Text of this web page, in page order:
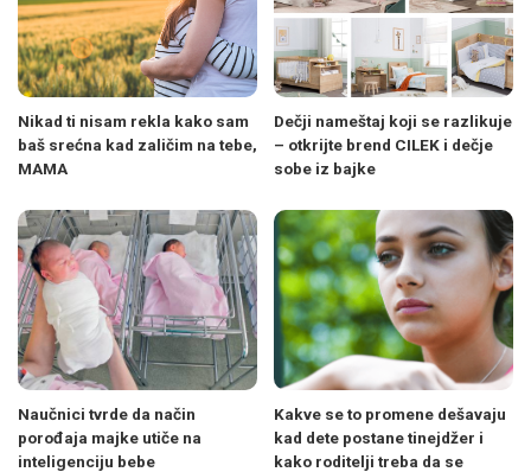
Nikad ti nisam rekla kako sam
baš srećna kad zaličim na tebe,
MAMA
Dečji nameštaj koji se razlikuje
– otkrijte brend CILEK i dečje
sobe iz bajke
Naučnici tvrde da način
porođaja majke utiče na
inteligenciju bebe
Kakve se to promene dešavaju
kad dete postane tinejdžer i
kako roditelji treba da se